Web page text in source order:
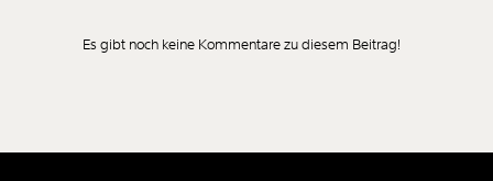
Es gibt noch keine Kommentare zu diesem Beitrag!